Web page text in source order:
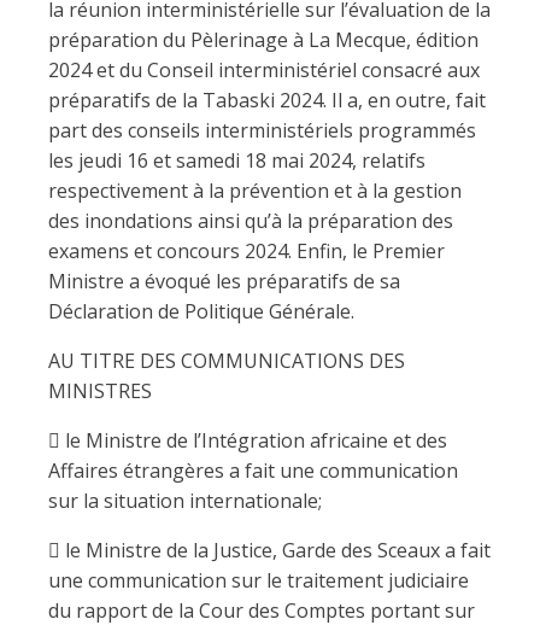
la réunion interministérielle sur l’évaluation de la
préparation du Pèlerinage à La Mecque, édition
2024 et du Conseil interministériel consacré aux
préparatifs de la Tabaski 2024. Il a, en outre, fait
part des conseils interministériels programmés
les jeudi 16 et samedi 18 mai 2024, relatifs
respectivement à la prévention et à la gestion
des inondations ainsi qu’à la préparation des
examens et concours 2024. Enfin, le Premier
Ministre a évoqué les préparatifs de sa
Déclaration de Politique Générale.
AU TITRE DES COMMUNICATIONS DES
MINISTRES
 le Ministre de l’Intégration africaine et des
Affaires étrangères a fait une communication
sur la situation internationale;
 le Ministre de la Justice, Garde des Sceaux a fait
une communication sur le traitement judiciaire
du rapport de la Cour des Comptes portant sur